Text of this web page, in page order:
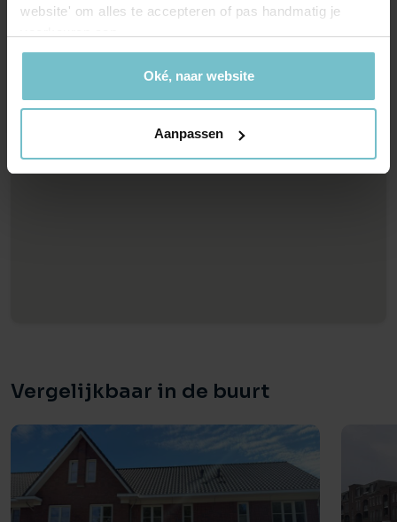
website' om alles te accepteren of pas handmatig je
Oké, naar website
Aanpassen
huurovereenkomst kantoorruimte en andere bedrijfsruimte
Nederlandse Vereniging van Makelaars in onroerend goed
Voorbehoud:
Een en ander geschiedt onder aanvaarding en uitdrukkelijk
voorbehoud goedkeuring opdrachtgever.
Streetview
Vergelijkbaar in de buurt